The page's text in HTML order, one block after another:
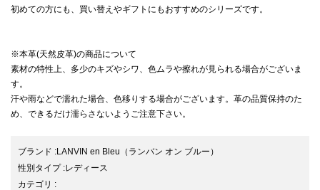
初めての方にも、買い替えやギフトにもおすすめのシリーズです。
※本革(天然皮革)の商品について
素材の特性上、多少のキズやシワ、色ムラや擦れが見られる場合がございま
す。
汗や雨などで濡れた場合、色移りする場合がございます。革の品質保持のた
め、できるだけ濡らさないようご注意下さい。
ブランド :LANVIN en Bleu （ランバン オン ブルー）
性別タイプ:レディース
カテゴリ :